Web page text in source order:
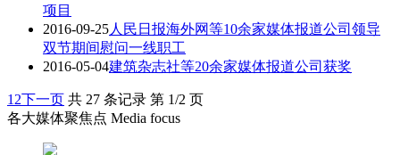
项目
2016-09-25人民日报海外网等10余家媒体报道公司领导
双节期间慰问一线职工
2016-05-04建筑杂志社等20余家媒体报道公司获奖
1 2下一页 共 27 条记录 第 1/2 页
各大媒体聚焦点 Media focus